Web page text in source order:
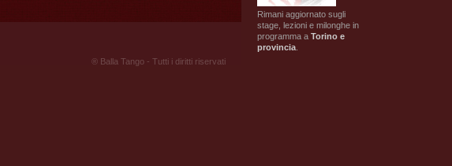
Rimani aggiornato sugli
stage, lezioni e milonghe in
programma a Torino e
provincia
® Balla Tango - Tutti i diritti riservati